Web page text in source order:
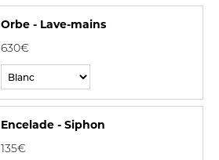
Orbe - Lave-mains
630€
Encelade - Siphon
135€